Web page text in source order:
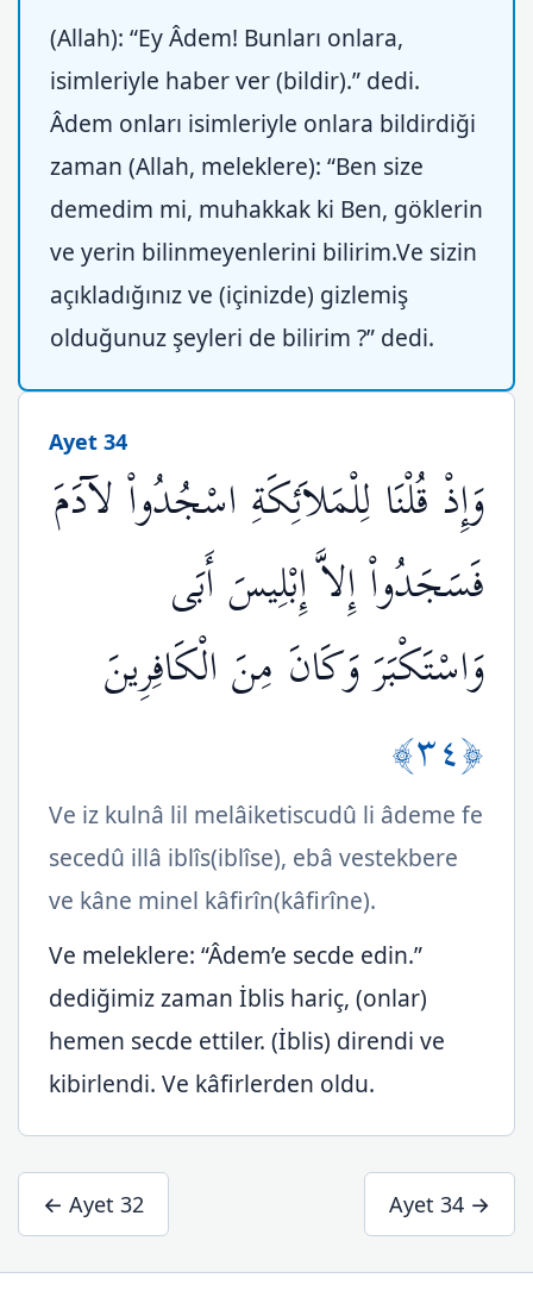
(Allah): “Ey Âdem! Bunları onlara,
isimleriyle haber ver (bildir).” dedi.
Âdem onları isimleriyle onlara bildirdiği
zaman (Allah, meleklere): “Ben size
demedim mi, muhakkak ki Ben, göklerin
ve yerin bilinmeyenlerini bilirim.Ve sizin
açıkladığınız ve (içinizde) gizlemiş
olduğunuz şeyleri de bilirim ?” dedi.
Ayet 34
وَإِذْ قُلْنَا لِلْمَلاَئِكَةِ اسْجُدُواْ لآدَمَ
فَسَجَدُواْ إِلاَّ إِبْلِيسَ أَبَى
وَاسْتَكْبَرَ وَكَانَ مِنَ الْكَافِرِينَ
﴿٣٤﴾
Ve iz kulnâ lil melâiketiscudû li âdeme fe
secedû illâ iblîs(iblîse), ebâ vestekbere
ve kâne minel kâfirîn(kâfirîne).
Ve meleklere: “Âdem’e secde edin.”
dediğimiz zaman İblis hariç, (onlar)
hemen secde ettiler. (İblis) direndi ve
kibirlendi. Ve kâfirlerden oldu.
← Ayet 32 Ayet 34 →